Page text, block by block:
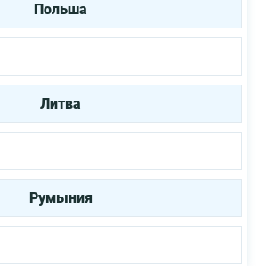
Польша
Литва
Румыния